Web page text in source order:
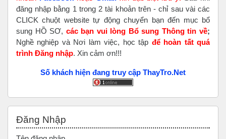
đăng nhập bằng 1 trong 2 tài khoản trên - chỉ sau vài các
CLICK chuột website tự động chuyển bạn đến mục bổ
sung HỒ SƠ, các bạn vui lòng Bổ sung Thông tin về;
Nghề nghiệp và Nơi làm việc, học tập để hoàn tấtquá
trình Đăng nhập. Xin cảm ơn!!!
Số khách hiện đang truy cập ThayTro.Net
Đăng Nhập